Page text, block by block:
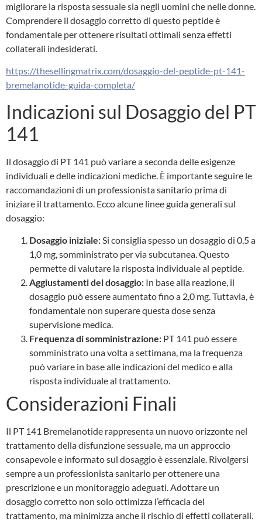
migliorare la risposta sessuale sia negli uomini che nelle donne.
Comprendere il dosaggio corretto di questo peptide è
fondamentale per ottenere risultati ottimali senza effetti
collaterali indesiderati.
https://thesellingmatrix.com/dosaggio-del-peptide-pt-141-
bremelanotide-guida-completa/
Indicazioni sul Dosaggio del PT
141
Il dosaggio di PT 141 può variare a seconda delle esigenze
individuali e delle indicazioni mediche. È importante seguire le
raccomandazioni di un professionista sanitario prima di
iniziare il trattamento. Ecco alcune linee guida generali sul
dosaggio:
Dosaggio iniziale:Si consiglia spesso un dosaggio di 0,5 a
1,0 mg, somministrato per via subcutanea. Questo
permette di valutare la risposta individuale al peptide.
Aggiustamenti del dosaggio: In base alla reazione, il
dosaggio può essere aumentato fino a 2,0 mg. Tuttavia, è
fondamentale non superare questa dose senza
supervisione medica.
Frequenza di somministrazione: PT 141 può essere
somministrato una volta a settimana, ma la frequenza
può variare in base alle indicazioni del medico e alla
risposta individuale al trattamento.
Considerazioni Finali
Il PT 141 Bremelanotide rappresenta un nuovo orizzonte nel
trattamento della disfunzione sessuale, ma un approccio
consapevole e informato sul dosaggio è essenziale. Rivolgersi
sempre a un professionista sanitario per ottenere una
prescrizione e un monitoraggio adeguati. Adottare un
dosaggio corretto non solo ottimizza l’efficacia del
trattamento, ma minimizza anche il rischio di effetti collaterali.